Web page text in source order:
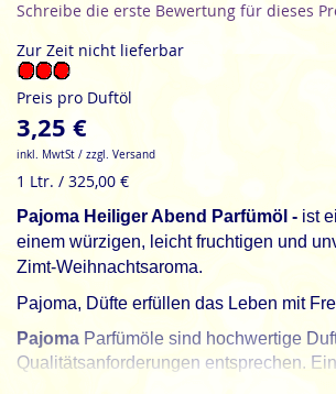
Schreibe die erste Bewertung für dieses
Zur Zeit nicht lieferbar
Preis pro Duftöl
3,25 €
inkl. MwtSt / zzgl. Versand
1 Ltr. / 325,00 €
Pajoma Heiliger Abend Parfümöl - ist
einem würzigen, leicht fruchtigen und
Zimt-Weihnachtsaroma.
Pajoma, Düfte erfüllen das Leben mit
Pajoma Parfümöle sind hochwertige
Qualitätsanforderungen entsprechen.